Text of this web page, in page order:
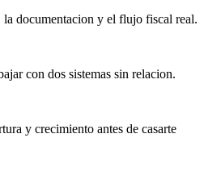
documentacion y el flujo fiscal real.
con dos sistemas sin relacion.
y crecimiento antes de casarte